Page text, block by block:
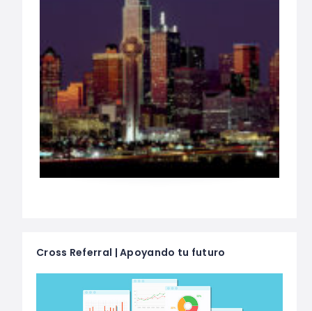
Cross Referral | Apoyando tu futuro